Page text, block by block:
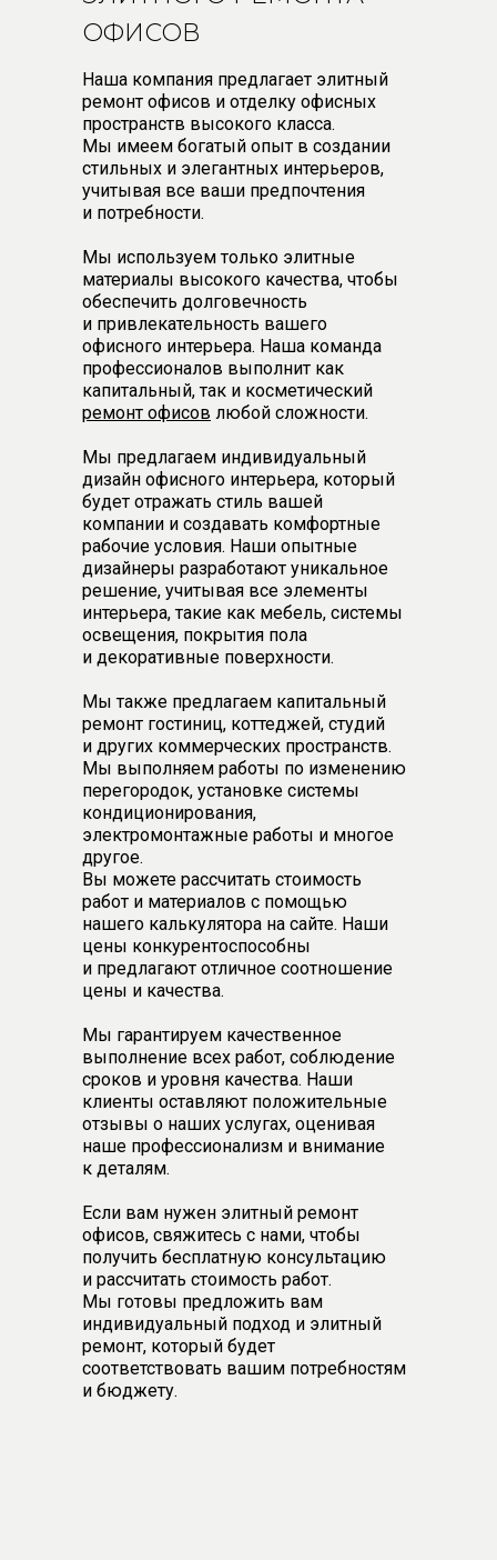
ОФИСОВ
Наша компания предлагает элитный
ремонт офисов и отделку офисных
пространств высокого класса.
Мы имеем богатый опыт в создании
стильных и элегантных интерьеров,
учитывая все ваши предпочтения
и потребности.
Мы используем только элитные
материалы высокого качества, чтобы
обеспечить долговечность
и привлекательность вашего
офисного интерьера. Наша команда
профессионалов выполнит как
капитальный, так и косметический
ремонт офисов любой сложности.
Мы предлагаем индивидуальный
дизайн офисного интерьера, который
будет отражать стиль вашей
компании и создавать комфортные
рабочие условия. Наши опытные
дизайнеры разработают уникальное
решение, учитывая все элементы
интерьера, такие как мебель, системы
освещения, покрытия пола
и декоративные поверхности.
Мы также предлагаем капитальный
ремонт гостиниц, коттеджей, студий
и других коммерческих пространств.
Мы выполняем работы по изменению
перегородок, установке системы
кондиционирования,
электромонтажные работы и многое
другое.
Вы можете рассчитать стоимость
работ и материалов с помощью
нашего калькулятора на сайте. Наши
цены конкурентоспособны
и предлагают отличное соотношение
цены и качества.
Мы гарантируем качественное
выполнение всех работ, соблюдение
сроков и уровня качества. Наши
клиенты оставляют положительные
отзывы о наших услугах, оценивая
наше профессионализм и внимание
к деталям.
Если вам нужен элитный ремонт
офисов, свяжитесь с нами, чтобы
получить бесплатную консультацию
и рассчитать стоимость работ.
Мы готовы предложить вам
индивидуальный подход и элитный
ремонт, который будет
соответствовать вашим потребностям
и бюджету.